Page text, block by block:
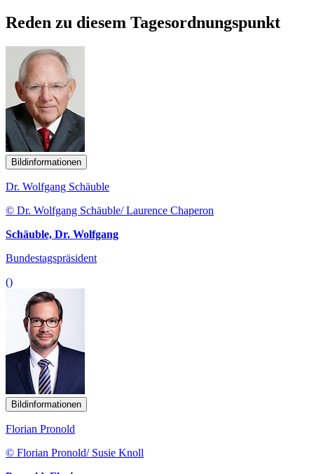
Reden zu diesem Tagesordnungspunkt
Bildinformationen
Dr. Wolfgang Schäuble
© Dr. Wolfgang Schäuble/ Laurence Chaperon
Schäuble, Dr. Wolfgang
Bundestagspräsident
()
Bildinformationen
Florian Pronold
© Florian Pronold/ Susie Knoll